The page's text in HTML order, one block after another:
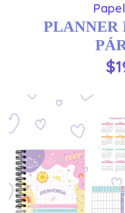
PLANNER